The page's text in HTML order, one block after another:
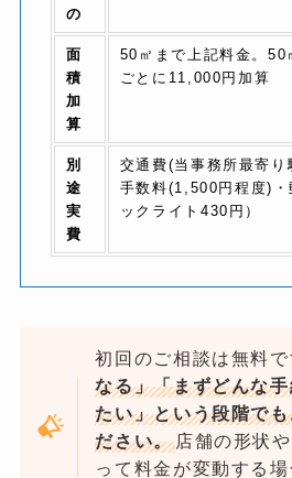
の
面
積
加
算
50㎡まで上記料金。50
ごとに11,000円加算
別
途
実
費
交通費(当事務所最寄
手数料(1,500円程度)・
ックライト430円）
初回のご相談は無料で
なる」「まずどんな
たい」という段階で
ださい。店舗の形状
って料金が変動する